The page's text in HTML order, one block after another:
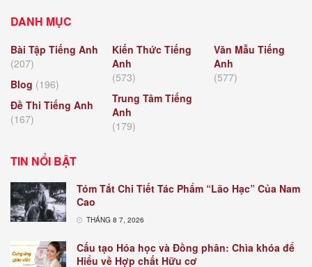
DANH MỤC
Bài Tập Tiếng Anh
(207)
Blog (196)
Đề Thi Tiếng Anh
(167)
Kiến Thức Tiếng
Anh
(573)
Trung Tâm Tiếng
Anh
(179)
Văn Mẫu Tiếng
Anh
(577)
TIN NỔI BẬT
Tóm Tắt Chi Tiết Tác Phẩm “Lão Hạc” Của Nam
Cao
THÁNG 8 7, 2026
Cấu tạo Hóa học và Đồng phân: Chìa khóa để
Hiểu về Hợp chất Hữu cơ